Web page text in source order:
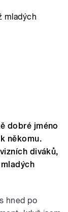
mladých
dobré jméno
někomu.
diváků,
hned po